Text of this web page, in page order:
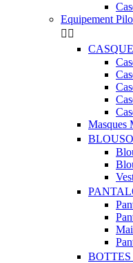
Equipement
 
CASQUE
Masques